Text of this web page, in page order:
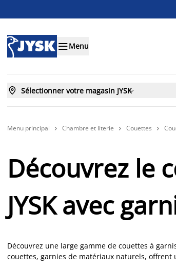
Menu
 Sélectionner votre magasin JYSK
Menu principal  Chambre et literie  Couettes 
Découvrez le
JYSK avec
Découvrez une large gamme de couettes à
couettes, garnies de matériaux naturels,